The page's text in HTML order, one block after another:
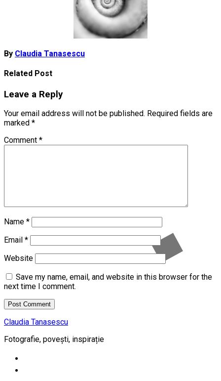
By Claudia Tanasescu
Related Post
Leave a Reply
Your email address will not be published. Required fields are
marked *
Comment *
Name *
Email *
Website
Save my name, email, and website in this browser for the
next time I comment.
Claudia Tanasescu
Fotografie, povești, inspirație